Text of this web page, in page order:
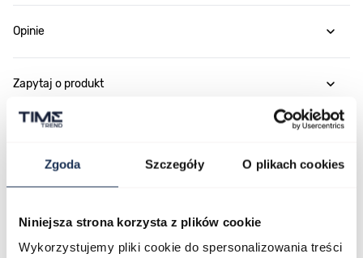
Zgoda Szczegóły O plikach cookies
Niniejsza strona korzysta z plików cookie
Wykorzystujemy pliki cookie do spersonalizowania treści
Opinie
Zapytaj o produkt
Najczęściej kupowane